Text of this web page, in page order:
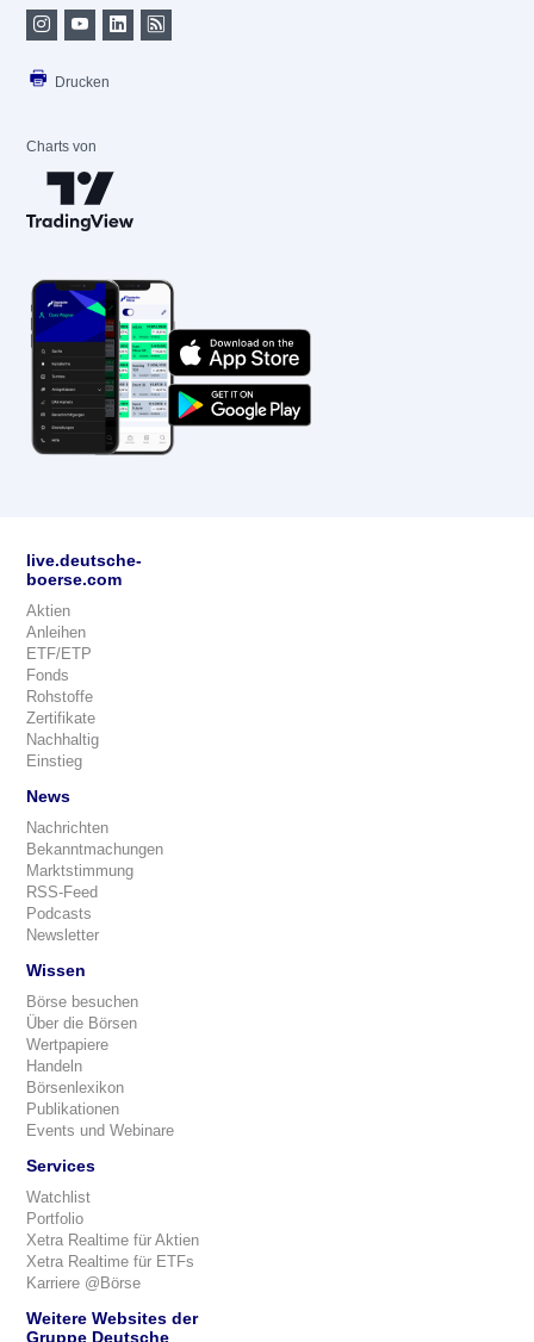
Drucken
Charts von
live.deutsche-
boerse.com
Aktien
Anleihen
ETF/ETP
Fonds
Rohstoffe
Zertifikate
Nachhaltig
Einstieg
News
Nachrichten
Bekanntmachungen
Marktstimmung
RSS-Feed
Podcasts
Newsletter
Wissen
Börse besuchen
Über die Börsen
Wertpapiere
Handeln
Börsenlexikon
Publikationen
Events und Webinare
Services
Watchlist
Portfolio
Xetra Realtime für Aktien
Xetra Realtime für ETFs
Karriere @Börse
Weitere Websites der
Gruppe Deutsche